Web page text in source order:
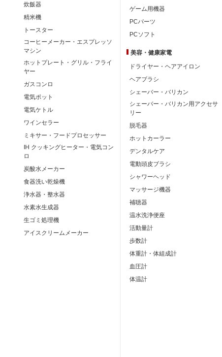
炊飯器
精米機
トースター
コーヒーメーカー・エスプレッソ
マシン
ホットプレート・グリル・フライ
ヤー
ガスコンロ
電気ポット
電気ケトル
ワインセラー
ミキサー・フードプロセッサー
IH クッキングヒーター・電気コン
ロ
炭酸水メーカー
食器洗い乾燥機
浄水器・整水器
水素水生成器
生ゴミ処理機
アイスクリームメーカー
ゲーム用機器
PCパーツ
PCソフト
美容・健康家電
ドライヤー・ヘアアイロン
ヘアブラシ
シェーバー・バリカン
シェーバー・バリカン用アクセサ
リー
脱毛器
ホットカーラー
デンタルケア
電動頭皮ブラシ
シャワーヘッド
マッサージ機器
補聴器
温水洗浄便座
活動量計
歩数計
体重計・体組成計
血圧計
体温計